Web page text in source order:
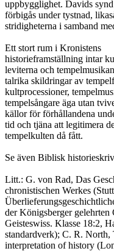
uppbygglighet. Davids
förbigås under tystnad,
stridigheterna i samband
Ett stort rum i Kronistens
historieframställning intar
leviterna och
talrika skildringar av
kultprocessioner,
tempelsångare äga utan
källor för förhållandena
tid och tjäna att legitimera
tempelkulten då fått.
Se även Biblisk
Litt.: G. von Rad, Das
chronistischen Werkes
der Königsberger gelehrten
Geisteswiss. Klasse 18:2,
standardverk); C. R. North,
interpretation of history